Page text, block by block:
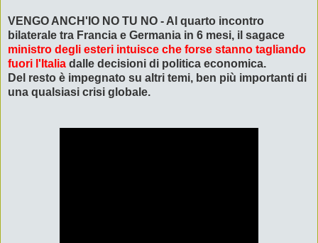
VENGO ANCH'IO NO TU NO - Al quarto incontro
bilaterale tra Francia e Germania in 6 mesi, il sagace
ministro degli esteri intuisce che forse stanno tagliando
fuori l'Italia dalle decisioni di politica economica.
Del resto è impegnato su altri temi, ben più importanti di
una qualsiasi crisi globale.